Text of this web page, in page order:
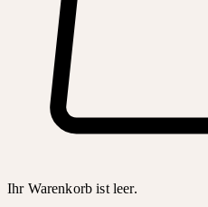
Ihr Warenkorb ist leer.